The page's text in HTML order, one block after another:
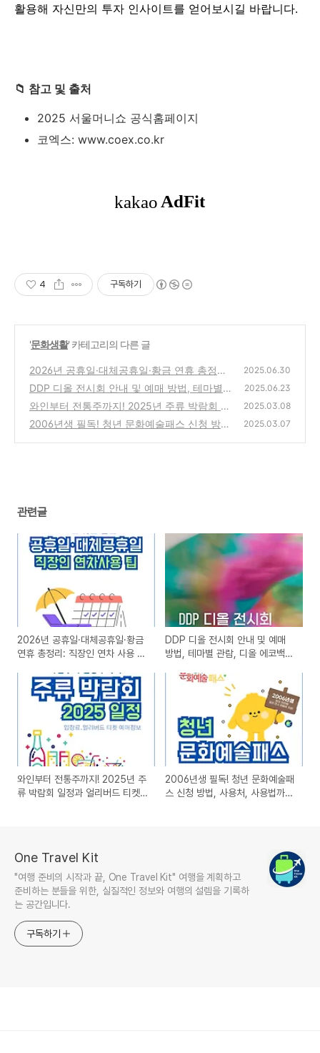
활용해 자신만의 투자 인사이트를 얻어보시길 바랍니다.
📁 참고 및 출처
2025 서울머니쇼 공식홈페이지
코엑스: www.coex.co.kr
4 구독하기
'문화생활' 카테고리의 다른 글
2026년 공휴일·대체공휴일·황금 연휴 총정리:
직장인 연차 사용 꿀팁!
(1)
2025.06.30
DDP 디올 전시회 안내 및 예매 방법, 테마별
관람, 디올 에코백 구매 후기 총정리
(1)
2025.06.23
와인부터 전통주까지! 2025년 주류 박람회 일
정과 얼리버드 티켓 예매 정보 총정리
(0)
2025.03.08
2006년생 필독! 청년 문화예술패스 신청 방법,
2025.03.07
관련글
2026년 공휴일·대체공휴일·황금
연휴 총정리: 직장인 연차 사용 꿀
DDP 디올 전시회 안내 및 예매
방법, 테마별 관람, 디올 에코백
와인부터 전통주까지! 2025년 주
류 박람회 일정과 얼리버드 티켓
2006년생 필독! 청년 문화예술패
스 신청 방법, 사용처, 사용법까지
One Travel Kit
"여행 준비의 시작과 끝, One Travel Kit" 여행을 계획하고
준비하는 분들을 위한, 실질적인 정보와 여행의 설렘을 기록하
는 공간입니다.
구독하기